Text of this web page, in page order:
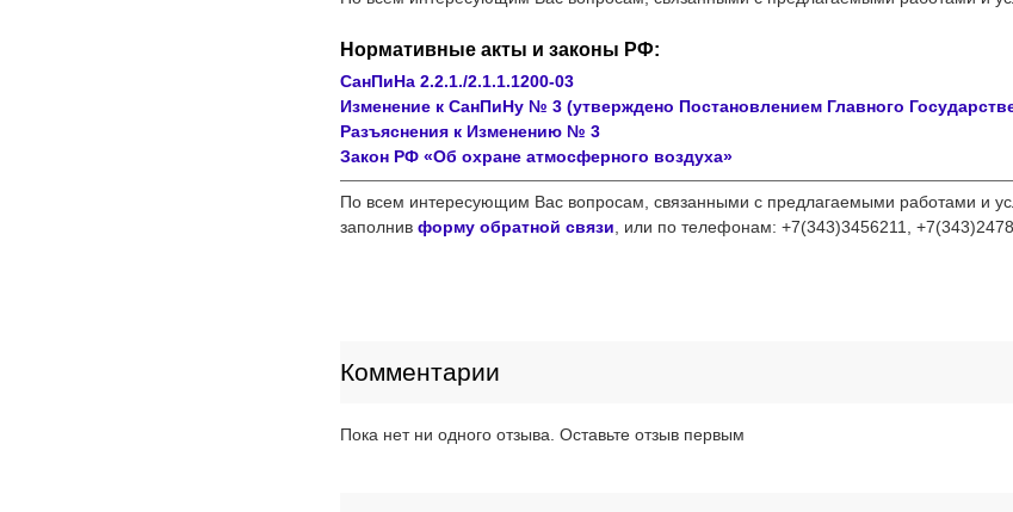
Нормативные акты и законы РФ:
СанПиНа 2.2.1./2.1.1.1200-03
Изменение к СанПиНу № 3 (утверждено Постановлением Главного
Разъяснения к Изменению № 3
Закон РФ «Об охране атмосферного воздуха»
По всем интересующим Вас вопросам, связанными с предлагаемыми работами и
заполнив форму обратной связи , или по телефонам: +7(343)3456211,
Комментарии
Пока нет ни одного отзыва. Оставьте отзыв первым